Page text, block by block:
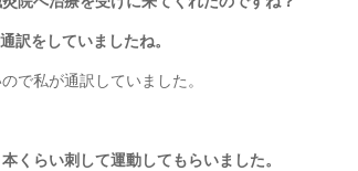
訳をしていましたね。
で私が通訳していました。
くらい刺して運動してもらいました。